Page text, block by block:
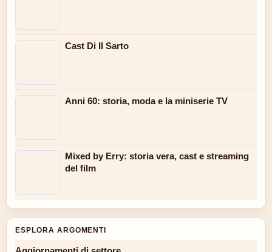
Cast Di Il Sarto
Anni 60: storia, moda e la miniserie TV
Mixed by Erry: storia vera, cast e streaming
del film
ESPLORA ARGOMENTI